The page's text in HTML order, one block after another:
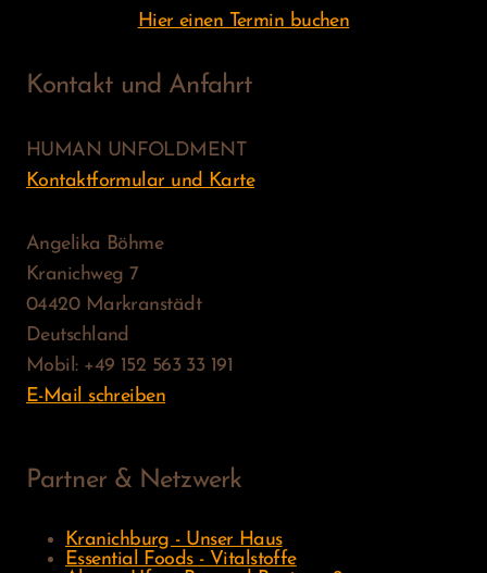
Hier einen Termin buchen
Kontakt und Anfahrt
HUMAN UNFOLDMENT
Kontaktformular und Karte
Angelika Böhme
Kranichweg 7
04420 Markranstädt
Deutschland
Mobil: +49 152 563 33 191
E-Mail schreiben
Partner & Netzwerk
Kranichburg - Unser Haus
Essential Foods - Vitalstoffe